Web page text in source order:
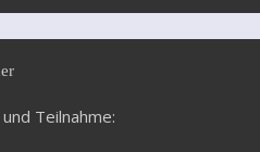
Teilnahme: